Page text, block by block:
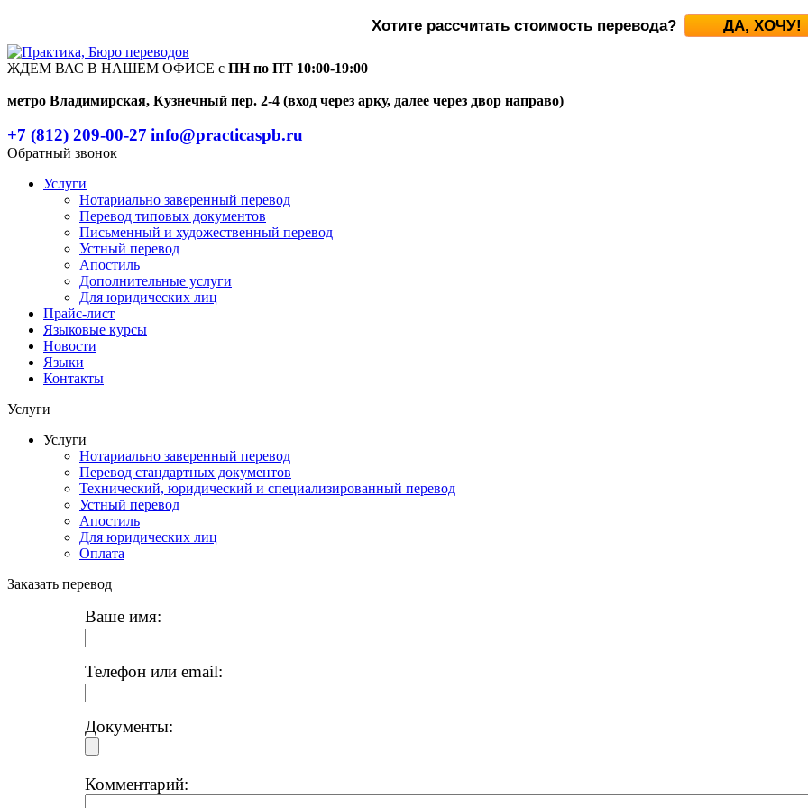
Хотите рассчитать стоимость перевода? ДА, ХОЧУ!
ЖДЕМ ВАС В НАШЕМ ОФИСЕ с ПН по ПТ 10:00-19:00
метро Владимирская, Кузнечный пер. 2-4 (вход через арку, далее через двор направо)
+7 (812) 209-00-27 info@practicaspb.ru
Обратный звонок
Услуги
Нотариально заверенный перевод
Перевод типовых документов
Письменный и художественный перевод
Устный перевод
Апостиль
Дополнительные услуги
Для юридических лиц
Прайс-лист
Языковые курсы
Новости
Языки
Контакты
Услуги
Услуги
Нотариально заверенный перевод
Перевод стандартных документов
Технический, юридический и специализированный перевод
Устный перевод
Апостиль
Для юридических лиц
Оплата
Заказать перевод
Ваше имя:
Телефон или email:
Документы:
Комментарий: